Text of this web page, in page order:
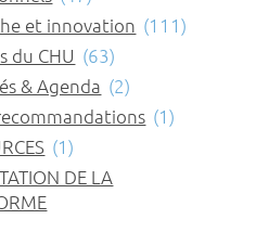
et innovation (111)
du CHU (63)
& Agenda (2)
(1)
(1)
DE LA